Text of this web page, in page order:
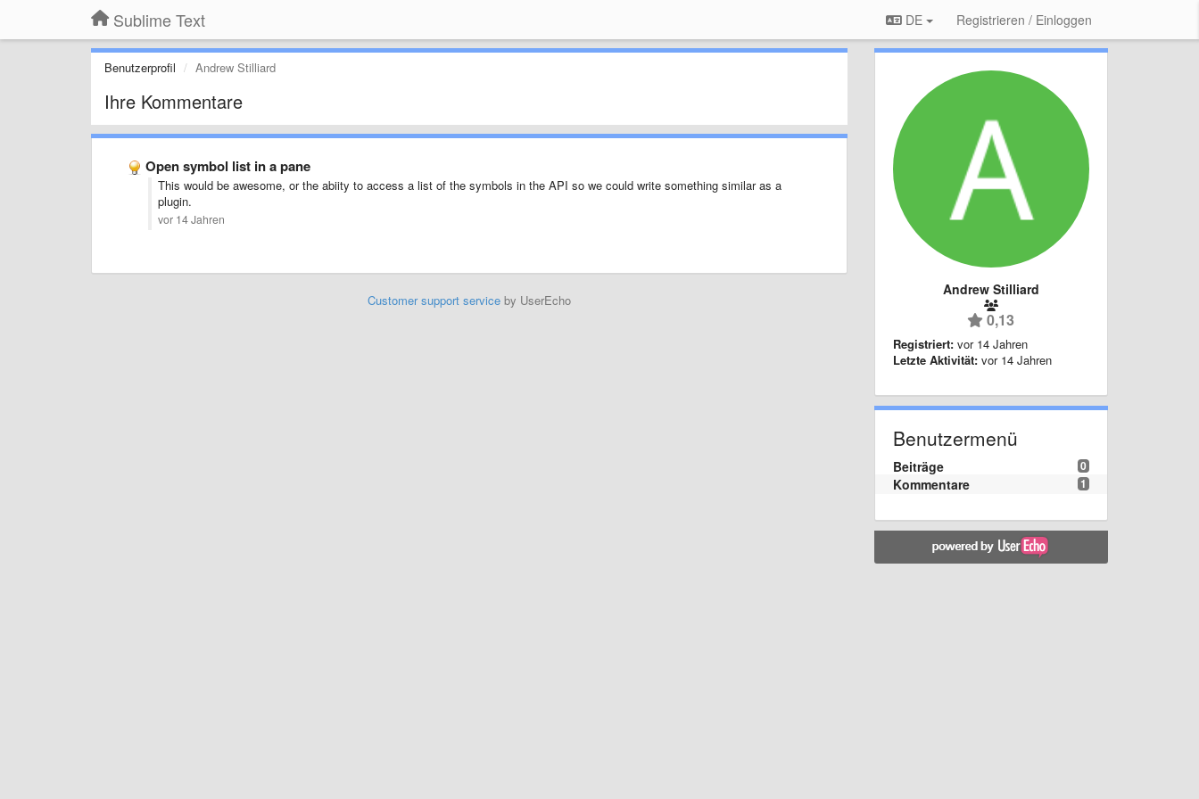
Sublime Text DE Registrieren / Einloggen
Benutzerprofil Andrew Stilliard
Ihre Kommentare
Open symbol list in a pane
This would be awesome, or the abiity to access a list of the symbols in the API so we could write something similar as a
plugin.
vor 14 Jahren
Customer support serviceby UserEcho
Andrew Stilliard
0,13
Registriert: vor 14 Jahren
Letzte Aktivität: vor 14 Jahren
Benutzermenü
0
Beiträge
1
Kommentare